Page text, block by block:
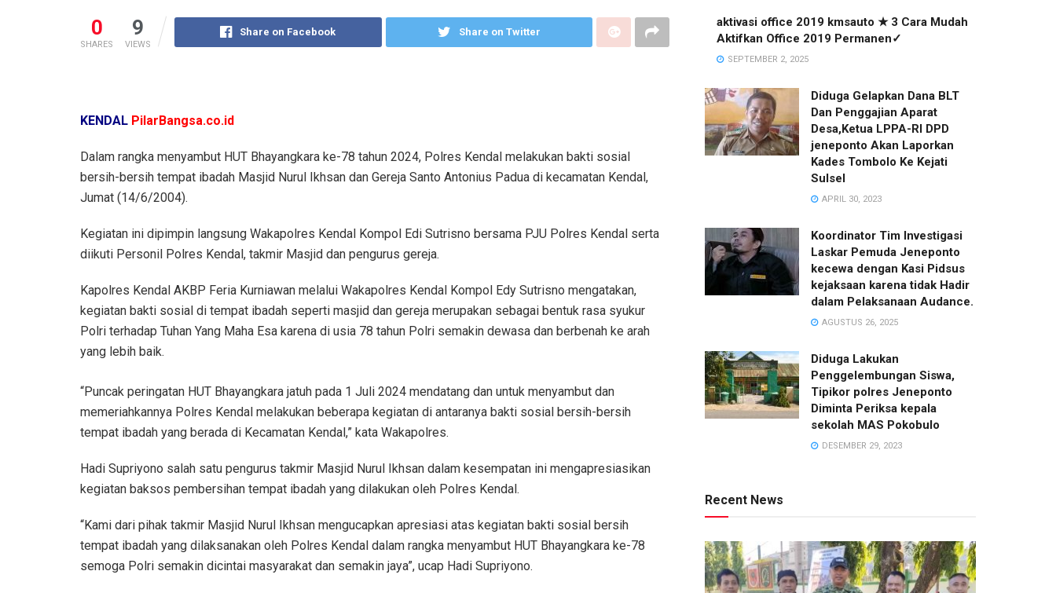
0
SHARES
9
VIEWS
Share on Facebook Share on Twitter
KENDAL PilarBangsa.co.id
Dalam rangka menyambut HUT Bhayangkara ke-78 tahun 2024, Polres Kendal melakukan bakti sosial
bersih-bersih tempat ibadah Masjid Nurul Ikhsan dan Gereja Santo Antonius Padua di kecamatan Kendal,
Jumat (14/6/2004).
Kegiatan ini dipimpin langsung Wakapolres Kendal Kompol Edi Sutrisno bersama PJU Polres Kendal serta
diikuti Personil Polres Kendal, takmir Masjid dan pengurus gereja.
Kapolres Kendal AKBP Feria Kurniawan melalui Wakapolres Kendal Kompol Edy Sutrisno mengatakan,
kegiatan bakti sosial di tempat ibadah seperti masjid dan gereja merupakan sebagai bentuk rasa syukur
Polri terhadap Tuhan Yang Maha Esa karena di usia 78 tahun Polri semakin dewasa dan berbenah ke arah
yang lebih baik.
“Puncak peringatan HUT Bhayangkara jatuh pada 1 Juli 2024 mendatang dan untuk menyambut dan
memeriahkannya Polres Kendal melakukan beberapa kegiatan di antaranya bakti sosial bersih-bersih
tempat ibadah yang berada di Kecamatan Kendal,” kata Wakapolres.
Hadi Supriyono salah satu pengurus takmir Masjid Nurul Ikhsan dalam kesempatan ini mengapresiasikan
kegiatan baksos pembersihan tempat ibadah yang dilakukan oleh Polres Kendal.
“Kami dari pihak takmir Masjid Nurul Ikhsan mengucapkan apresiasi atas kegiatan bakti sosial bersih
tempat ibadah yang dilaksanakan oleh Polres Kendal dalam rangka menyambut HUT Bhayangkara ke-78
semoga Polri semakin dicintai masyarakat dan semakin jaya”, ucap Hadi Supriyono.
aktivasi office 2019 kmsauto ★ 3 Cara Mudah
Aktifkan Office 2019 Permanen✓
SEPTEMBER 2, 2025
Diduga Gelapkan Dana BLT
Dan Penggajian Aparat
Desa,Ketua LPPA-RI DPD
jeneponto Akan Laporkan
Kades Tombolo Ke Kejati
Sulsel
APRIL 30, 2023
Koordinator Tim Investigasi
Laskar Pemuda Jeneponto
kecewa dengan Kasi Pidsus
kejaksaan karena tidak Hadir
dalam Pelaksanaan Audance.
AGUSTUS 26, 2025
Diduga Lakukan
Penggelembungan Siswa,
Tipikor polres Jeneponto
Diminta Periksa kepala
sekolah MAS Pokobulo
DESEMBER 29, 2023
Recent News